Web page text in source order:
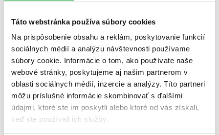
Táto webstránka používa súbory cookies
Na prispôsobenie obsahu a reklám, poskytovanie funkcií
sociálnych médií a analýzu návštevnosti používame
súbory cookie. Informácie o tom, ako používate naše
webové stránky, poskytujeme aj našim partnerom v
oblasti sociálnych médií, inzercie a analýzy. Títo partneri
môžu príslušné informácie skombinovať s ďalšími
údajmi, ktoré ste im poskytli alebo ktoré od vás získali,
keď ste používali ich služby.